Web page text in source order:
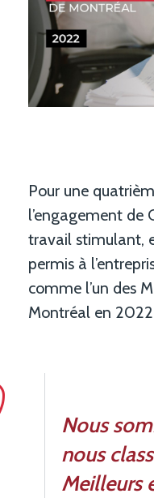
Pour une
l’engagement de
travail stimulant,
permis à
comme l’un des
Montréal en
Nous
nous
Meilleurs